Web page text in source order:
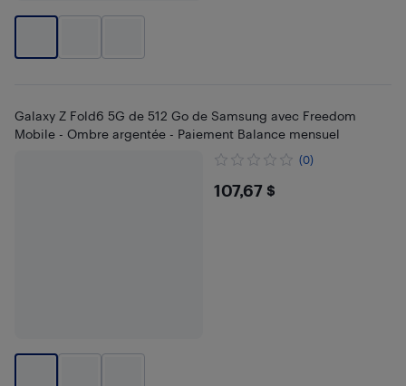
Galaxy Z Fold6 5G de 512 Go de Samsung avec Freedom
Mobile - Ombre argentée - Paiement Balance mensuel
(0)
$107.67
107,67 $